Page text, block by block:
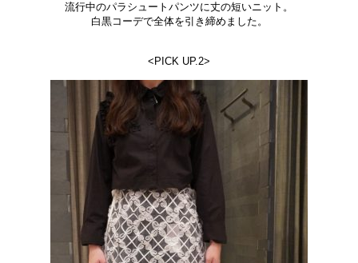
流行中のパラシュートパンツに丈の短いニット。
白黒コーデで全体を引き締めました。
<PICK UP.2>